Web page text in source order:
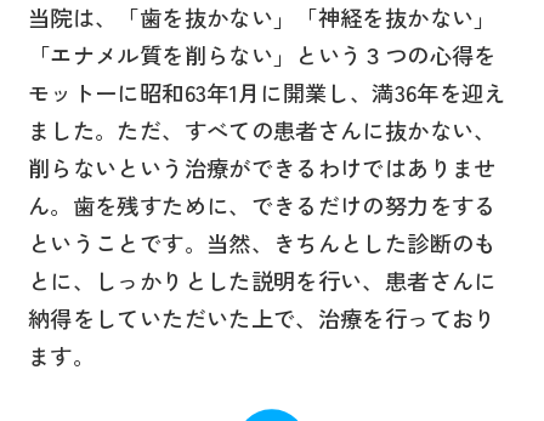
当院は、「歯を抜かない」「神経を抜かない」
「エナメル質を削らない」という３つの心得を
モットーに昭和63年1月に開業し、満36年を迎え
ました。ただ、すべての患者さんに抜かない、
削らないという治療ができるわけではありませ
ん。歯を残すために、できるだけの努力をする
ということです。当然、きちんとした診断のも
とに、しっかりとした説明を行い、患者さんに
納得をしていただいた上で、治療を行っており
ます。